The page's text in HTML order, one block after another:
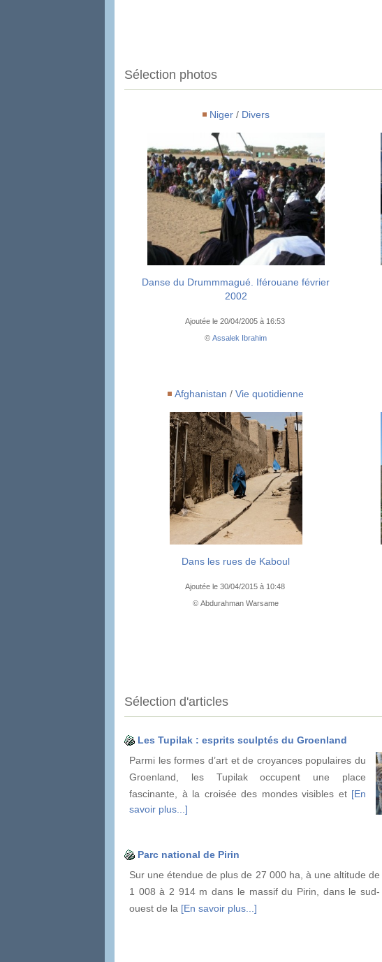
Sélection photos
Niger/ Divers
Danse du Drummmagué. Iférouane février
2002
Ajoutée le 20/04/2005 à 16:53
©Assalek Ibrahim
Afghanistan /Vie quotidienne
Dans les rues de Kaboul
Ajoutée le 30/04/2015 à 10:48
© Abdurahman Warsame
Sélection d'articles
Les Tupilak : esprits sculptés du Groenland
Parmi les formes d’art et de croyances populaires du
Groenland, les Tupilak occupent une place
fascinante, à la croisée des mondes visibles et [En
savoir plus...]
Parc national de Pirin
Sur une étendue de plus de 27 000 ha, à une altitude de
1 008 à 2 914 m dans le massif du Pirin, dans le sud-
ouest de la [En savoir plus...]